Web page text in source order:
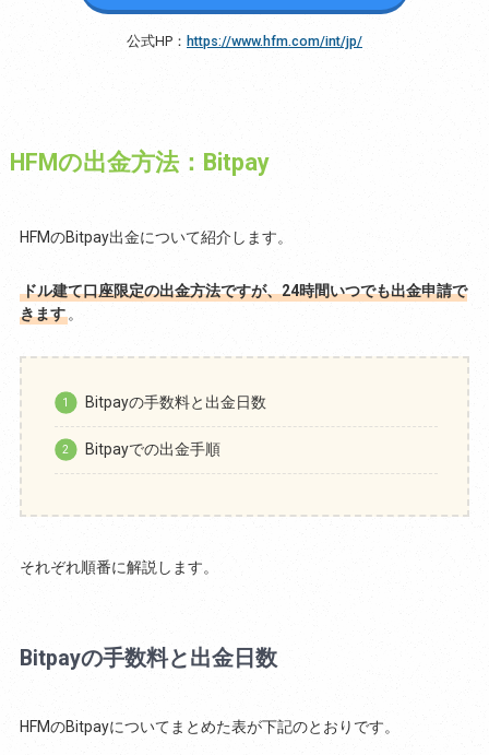
公式HP： https://www.hfm.com/int/jp/
HFMの出金方法：Bitpay
HFMのBitpay出金について紹介します。
ドル建て口座限定の出金方法ですが、24時間いつでも出金申請で
きます。
Bitpayの手数料と出金日数
Bitpayでの出金手順
それぞれ順番に解説します。
Bitpayの手数料と出金日数
HFMのBitpayについてまとめた表が下記のとおりです。